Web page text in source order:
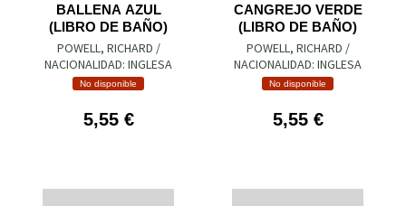
BALLENA AZUL
(LIBRO DE BAÑO)
POWELL, RICHARD /
NACIONALIDAD: INGLESA
No disponible
5,55 €
CANGREJO VERDE
(LIBRO DE BAÑO)
POWELL, RICHARD /
NACIONALIDAD: INGLESA
No disponible
5,55 €